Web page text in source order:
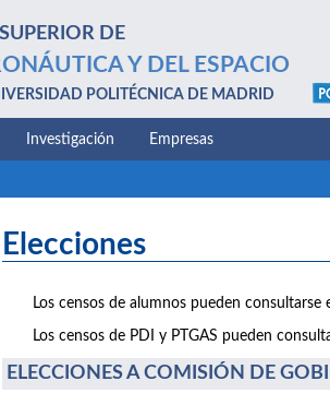
DE
Y DEL ESPACIO
POLITÉCNICA DE MADRID
Investigación Empresas
Elecciones
Los censos de alumnos pueden
Los censos de PDI y PTGAS pueden
ELECCIONES A COMISIÓN DE